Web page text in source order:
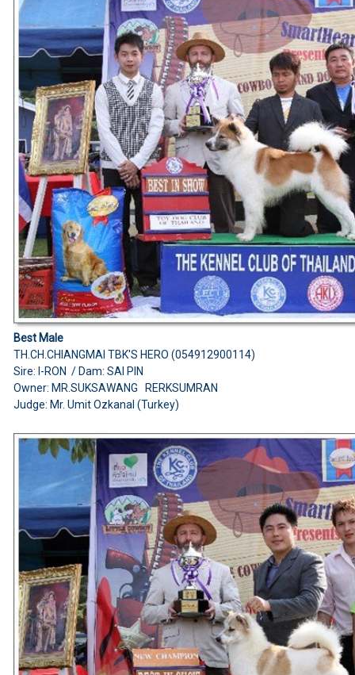
Best Male
TH.CH.CHIANGMAI TBK'S HERO (054912900114)
Sire: I-RON / Dam: SAI PIN
Owner: MR.SUKSAWANG RERKSUMRAN
Judge: Mr. Umit Ozkanal (Turkey)